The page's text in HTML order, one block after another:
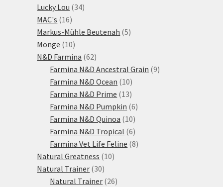
Lucky Lou 3434
MAC's 1616
produktů
Markus-Mühle Beutenah 55
Monge 1010
produktů
N&D Farmina 6262
produktů
Farmina N&D Ancestral Grain 99
Farmina N&D Ocean 1010
produktů
Farmina N&D Prime 1313
produktů
Farmina N&D Pumpkin 66
Farmina N&D Quinoa 1010
produktů
Farmina N&D Tropical 66
produktů
Farmina Vet Life Feline 88
Natural Greatness 1010
Natural Trainer 3030
produktů
Natural Trainer 2626